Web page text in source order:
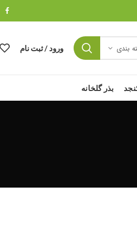
بندی ورود / ثبت نام
بذر گلخانه